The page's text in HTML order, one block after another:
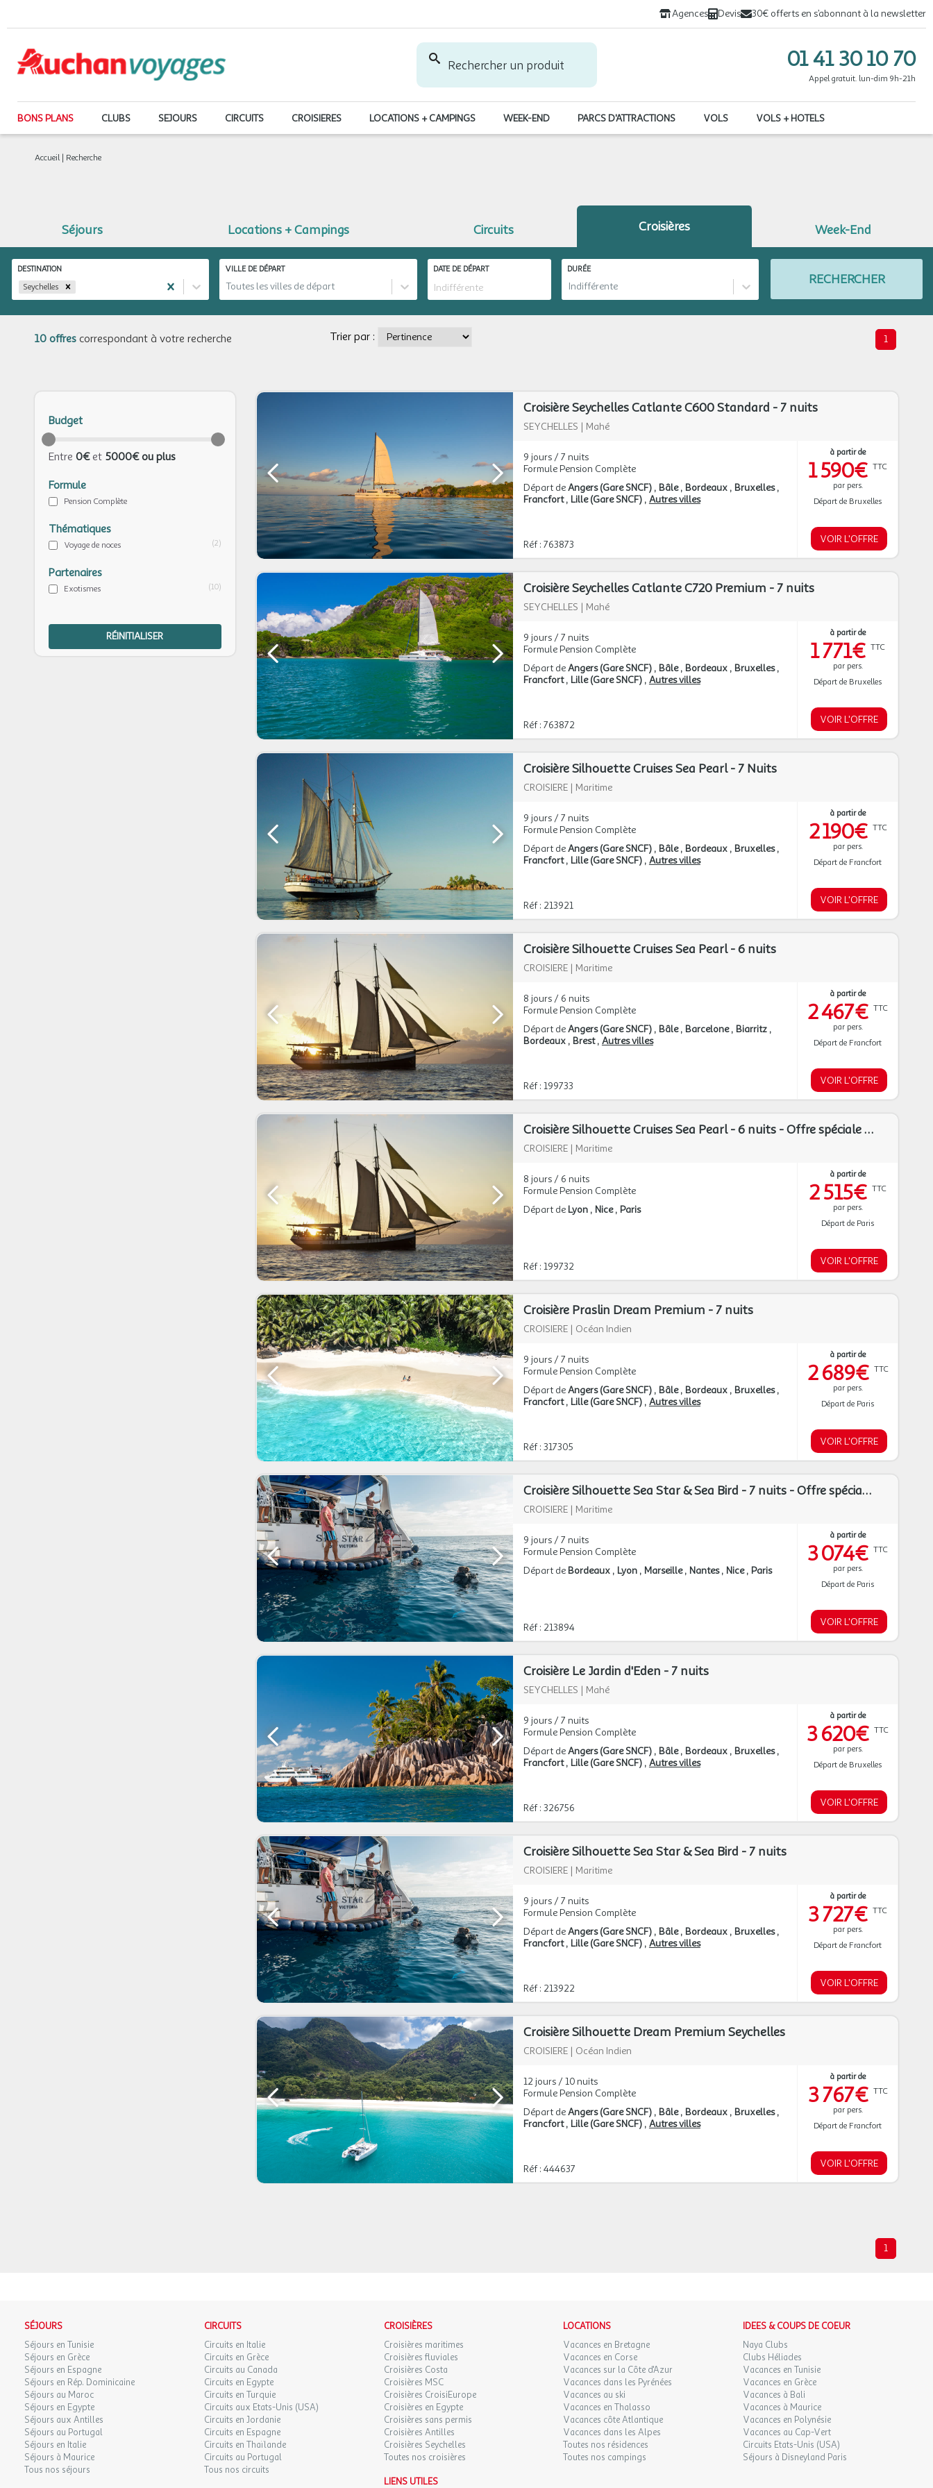
Agences Devis 30€ offerts en s’abonnant à la newsletter
Rechercher un produit 01 41 30 10 70
Appel gratuit. lun-dim 9h-21h
BONS PLANS CLUBS SEJOURS CIRCUITS CROISIERES LOCATIONS + CAMPINGS WEEK-END PARCS D'ATTRACTIONS VOLS VOLS + HOTELS
Accueil Recherche
Séjours Locations + Campings Circuits Croisières Week-End
DESTINATION
Seychelles
VILLE DE DÉPART
Toutes les villes de départ
DATE DE DÉPART DURÉE
Indifférente RECHERCHER
10 offres correspondant à votre recherche Trier par : 1
Budget
Entre 0€et 5000€ ou plus
Formule
Pension Complète
Thématiques
Voyage de noces (2)
Partenaires
Exotismes (10)
RÉINITIALISER
Croisière Seychelles Catlante C600 Standard - 7 nuits
SEYCHELLES | Mahé
9 jours / 7 nuits
Formule Pension Complète
Départ deAngers (Gare SNCF) Bâle Bordeaux
Bruxelles
Francfort Lille (Gare SNCF) Autres villes
Réf : 763873
à partir de
1 590€ TTC
par pers.
Départ de Bruxelles
VOIR L'OFFRE
Croisière Seychelles Catlante C720 Premium - 7 nuits
SEYCHELLES | Mahé
9 jours / 7 nuits
Formule Pension Complète
Départ deAngers (Gare SNCF) Bâle Bordeaux
Bruxelles
Francfort Lille (Gare SNCF) Autres villes
Réf : 763872
à partir de
1 771€ TTC
par pers.
Départ de Bruxelles
VOIR L'OFFRE
Croisière Silhouette Cruises Sea Pearl - 7 Nuits
CROISIERE | Maritime
9 jours / 7 nuits
Formule Pension Complète
Départ deAngers (Gare SNCF) Bâle Bordeaux
Bruxelles
Francfort Lille (Gare SNCF) Autres villes
Réf : 213921
à partir de
2 190€ TTC
par pers.
Départ de Francfort
VOIR L'OFFRE
Croisière Silhouette Cruises Sea Pearl - 6 nuits
CROISIERE | Maritime
8 jours / 6 nuits
Formule Pension Complète
Départ deAngers (Gare SNCF) Bâle Barcelone Biarritz
Bordeaux
Brest Autres villes
Réf : 199733
à partir de
2 467€ TTC
par pers.
Départ de Francfort
VOIR L'OFFRE
Croisière Silhouette Cruises Sea Pearl - 6 nuits - Offre spéciale Noces
CROISIERE | Maritime
8 jours / 6 nuits
Formule Pension Complète
Départ de Lyon Nice Paris
Réf : 199732
à partir de
2 515€ TTC
par pers.
Départ de Paris
VOIR L'OFFRE
Croisière Praslin Dream Premium - 7 nuits
CROISIERE | Océan Indien
9 jours / 7 nuits
Formule Pension Complète
Départ deAngers (Gare SNCF) Bâle Bordeaux
Bruxelles
Francfort Lille (Gare SNCF) Autres villes
Réf : 317305
à partir de
2 689€ TTC
par pers.
Départ de Paris
VOIR L'OFFRE
Croisière Silhouette Sea Star & Sea Bird - 7 nuits - Offre spéciale Noces
CROISIERE | Maritime
9 jours / 7 nuits
Formule Pension Complète
Départ de Bordeaux Lyon Marseille Nantes Nice Paris
Réf : 213894
à partir de
3 074€ TTC
par pers.
Départ de Paris
VOIR L'OFFRE
Croisière Le Jardin d'Eden - 7 nuits
SEYCHELLES | Mahé
9 jours / 7 nuits
Formule Pension Complète
Départ deAngers (Gare SNCF) Bâle Bordeaux
Bruxelles
Francfort Lille (Gare SNCF) Autres villes
Réf : 326756
à partir de
3 620€ TTC
par pers.
Départ de Bruxelles
VOIR L'OFFRE
Croisière Silhouette Sea Star & Sea Bird - 7 nuits
CROISIERE | Maritime
9 jours / 7 nuits
Formule Pension Complète
Départ deAngers (Gare SNCF) Bâle Bordeaux
Bruxelles
Francfort Lille (Gare SNCF) Autres villes
Réf : 213922
à partir de
3 727€ TTC
par pers.
Départ de Francfort
VOIR L'OFFRE
Croisière Silhouette Dream Premium Seychelles
CROISIERE | Océan Indien
12 jours / 10 nuits
Formule Pension Complète
Départ deAngers (Gare SNCF) Bâle Bordeaux
Bruxelles
Francfort Lille (Gare SNCF) Autres villes
Réf : 444637
à partir de
3 767€ TTC
par pers.
Départ de Francfort
VOIR L'OFFRE
1
SÉJOURS
Séjours en Tunisie
Séjours en Grèce
Séjours en Espagne
Séjours en Rép. Dominicaine
Séjours au Maroc
Séjours en Egypte
Séjours aux Antilles
Séjours au Portugal
Séjours en Italie
Séjours à Maurice
Tous nos séjours
CIRCUITS
Circuits en Italie
Circuits en Grèce
Circuits au Canada
Circuits en Egypte
Circuits en Turquie
Circuits aux Etats-Unis (USA)
Circuits en Jordanie
Circuits en Espagne
Circuits en Thaïlande
Circuits au Portugal
Tous nos circuits
CROISIÈRES
Croisières maritimes
Croisières fluviales
Croisières Costa
Croisières MSC
Croisières CroisiEurope
Croisières en Egypte
Croisières sans permis
Croisières Antilles
Croisières Seychelles
Toutes nos croisières
LOCATIONS
Vacances en Bretagne
Vacances en Corse
Vacances sur la Côte d'Azur
Vacances dans les Pyrénées
Vacances au ski
Vacances en Thalasso
Vacances côte Atlantique
Vacances dans les Alpes
Toutes nos résidences
Toutes nos campings
IDEES & COUPS DE COEUR
Naya Clubs
Clubs Héliades
Vacances en Tunisie
Vacances en Grèce
Vacances à Bali
Vacances à Maurice
Vacances en Polynésie
Vacances au Cap-Vert
Circuits Etats-Unis (USA)
Séjours à Disneyland Paris
LIENS UTILES